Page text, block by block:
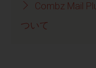
Combz Mail
ついて